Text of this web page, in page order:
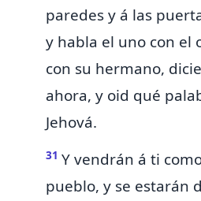
paredes y á las
y habla el uno con el
con su hermano,
ahora, y oid qué
Jehová.
31 Y vendrán á ti
pueblo, y se estarán